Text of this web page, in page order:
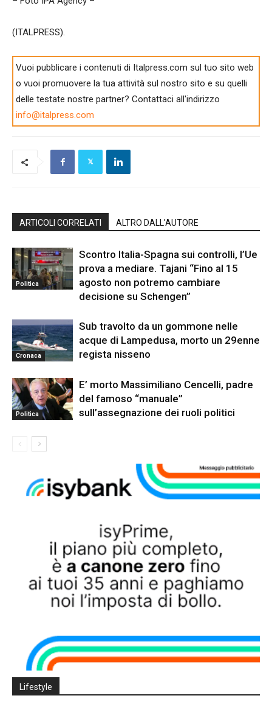
(ITALPRESS).
Vuoi pubblicare i contenuti di Italpress.com sul tuo sito web
o vuoi promuovere la tua attività sul nostro sito e su quelli
delle testate nostre partner? Contattaci all'indirizzo
info@italpress.com
ARTICOLI CORRELATI ALTRO DALL'AUTORE
Politica
Scontro Italia-Spagna sui controlli, l’Ue
prova a mediare. Tajani “Fino al 15
agosto non potremo cambiare
decisione su Schengen”
Cronaca
Sub travolto da un gommone nelle
acque di Lampedusa, morto un 29enne
regista nisseno
Politica
E’ morto Massimiliano Cencelli, padre
del famoso “manuale”
sull’assegnazione dei ruoli politici
Lifestyle